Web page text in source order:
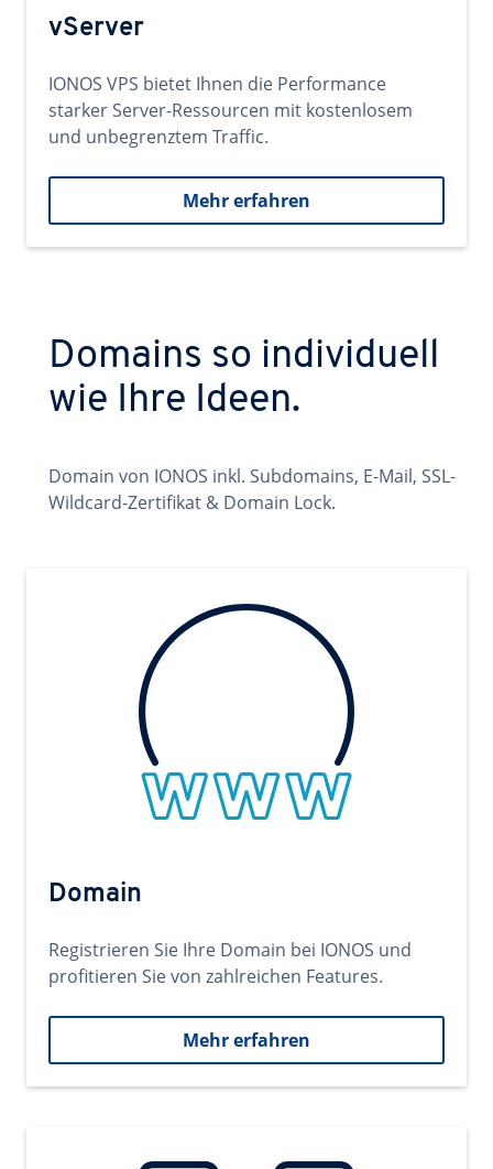
vServer
IONOS VPS bietet Ihnen die Performance
starker Server-Ressourcen mit kostenlosem
und unbegrenztem Traffic.
Mehr erfahren
Domains so individuell
wie Ihre Ideen.
Domain von IONOS inkl. Subdomains, E-Mail, SSL-
Wildcard-Zertifikat & Domain Lock.
Domain
Registrieren Sie Ihre Domain bei IONOS und
profitieren Sie von zahlreichen Features.
Mehr erfahren